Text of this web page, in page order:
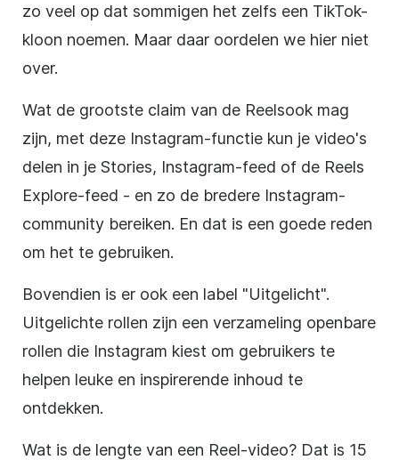
zo veel op dat sommigen het zelfs een TikTok-
kloon noemen. Maar daar oordelen we hier niet
over.
Wat de grootste claim van de Reelsook mag
zijn, met deze Instagram-functie kun je video's
delen in je Stories, Instagram-feed of de Reels
Explore-feed - en zo de bredere Instagram-
community bereiken. En dat is een goede reden
om het te gebruiken.
Bovendien is er ook een label "Uitgelicht".
Uitgelichte rollen zijn een verzameling openbare
rollen die Instagram kiest om gebruikers te
helpen leuke en inspirerende inhoud te
ontdekken.
Wat is de lengte van een Reel-video? Dat is 15